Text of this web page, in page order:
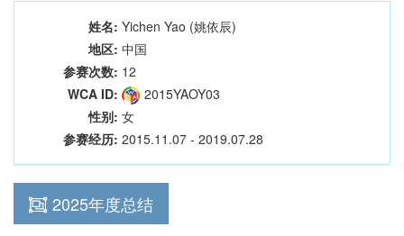
姓名: Yichen Yao (姚依辰)
地区: 中国
参赛次数: 12
WCA ID:
2015YAOY03
性别: 女
参赛经历: 2015.11.07 - 2019.07.28
2025年度总结